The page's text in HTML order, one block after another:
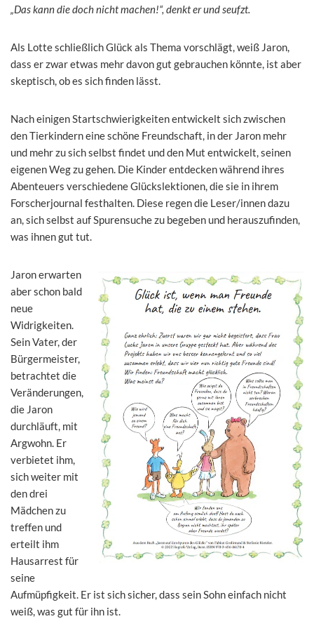
„Das kann die doch nicht machen!“, denkt er und seufzt.
Als Lotte schließlich Glück als Thema vorschlägt, weiß Jaron,
dass er zwar etwas mehr davon gut gebrauchen könnte, ist aber
skeptisch, ob es sich finden lässt.
Nach einigen Startschwierigkeiten entwickelt sich zwischen
den Tierkindern eine schöne Freundschaft, in der Jaron mehr
und mehr zu sich selbst findet und den Mut entwickelt, seinen
eigenen Weg zu gehen. Die Kinder entdecken während ihres
Abenteuers verschiedene Glückslektionen, die sie in ihrem
Forscherjournal festhalten. Diese regen die Leser/innen dazu
an, sich selbst auf Spurensuche zu begeben und herauszufinden,
was ihnen gut tut.
Jaron erwarten
aber schon bald
neue
Widrigkeiten.
Sein Vater, der
Bürgermeister,
betrachtet die
Veränderungen,
die Jaron
durchläuft, mit
Argwohn. Er
verbietet ihm,
sich weiter mit
den drei
Mädchen zu
treffen und
erteilt ihm
Hausarrest für
seine
Aufmüpfigkeit. Er ist sich sicher, dass sein Sohn einfach nicht
weiß, was gut für ihn ist.